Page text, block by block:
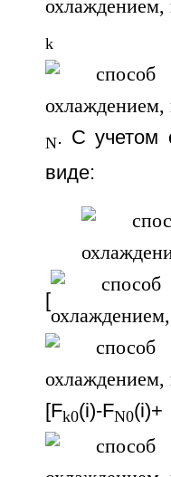
k
N. С учетом
виде:
[
[Fk0(i)-FN0(i)+